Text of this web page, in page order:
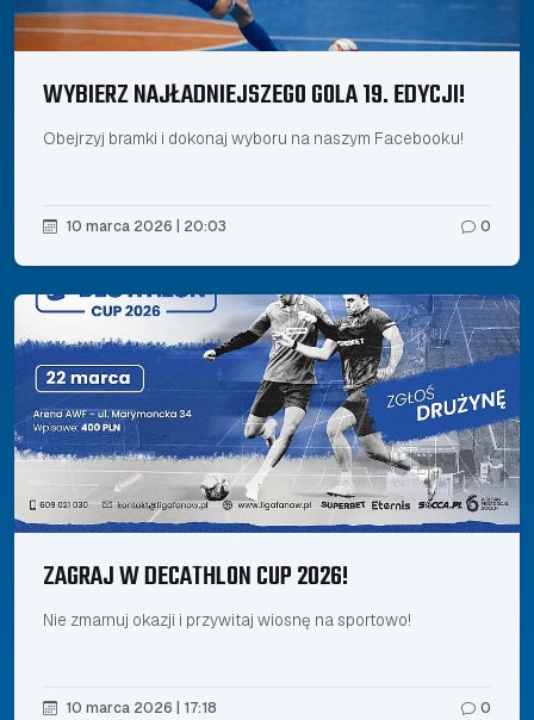
WYBIERZ NAJŁADNIEJSZEGO GOLA 19. EDYCJI!
Obejrzyj bramki i dokonaj wyboru na naszym Facebooku!
10 marca 2026 | 20:03 0
ZAGRAJ W DECATHLON CUP 2026!
Nie zmarnuj okazji i przywitaj wiosnę na sportowo!
10 marca 2026 | 17:18 0